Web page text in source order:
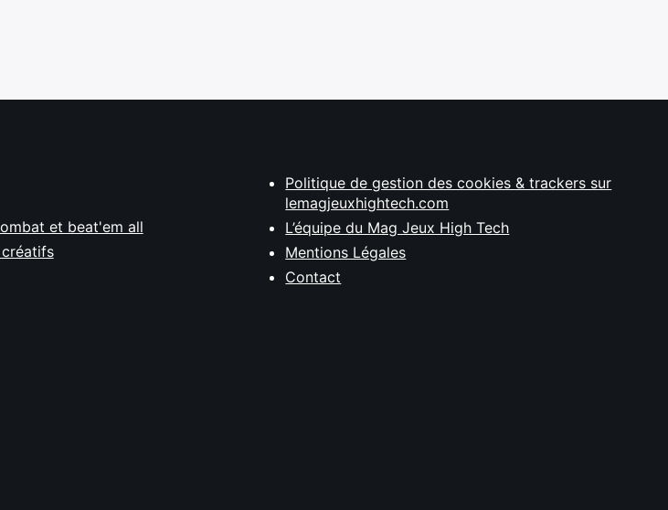
et beat'em all
Politique de gestion des cookies & trackers sur
lemagjeuxhightech.com
L’équipe du Mag Jeux High Tech
Mentions Légales
Contact